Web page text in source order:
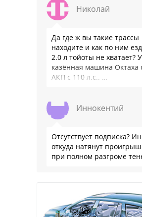
Николай
Да где ж вы такие трассы
находите и как по ним
2.0 л тойоты не хватает?
казённая машина Октаха
АКП с 110 л.с.. …
Иннокентий
Отсутствует подписка?
откуда натянут
при полном разгроме